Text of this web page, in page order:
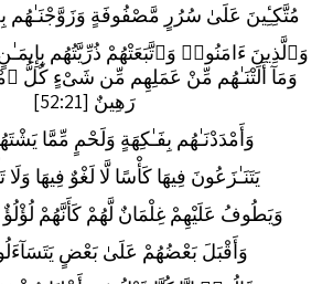
مُتَّكِـِٔينَ عَلَىٰ سُرُرٍ مَّصْفُوفَةٍ وَزَوَّجْنَـٰهُم
وَٱلَّذِينَ ءَامَنُوا۟ وَٱتَّبَعَتْهُمْ ذُرِّيَّتُهُم
وَمَآ أَلَتْنَـٰهُم مِّنْ عَمَلِهِم مِّن شَىْءٍ
رَهِينٌ [52:21]
وَأَمْدَدْنَـٰهُم بِفَـٰكِهَةٍ وَلَحْمٍ مِّمَّا يَشْتَهُونَ
يَتَنَـٰزَعُونَ فِيهَا كَأْسًا لَّا لَغْوٌ فِيهَا وَلَا
وَيَطُوفُ عَلَيْهِمْ غِلْمَانٌ لَّهُمْ كَأَنَّهُمْ لُؤْلُؤٌ
وَأَقْبَلَ بَعْضُهُمْ عَلَىٰ بَعْضٍ يَتَسَآءَلُونَ